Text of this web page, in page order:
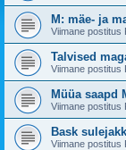
M: mäe- ja
Viimane postitus
Talvised
Viimane postitus
Müüa saapd
Viimane postitus
Bask
Viimane postitus